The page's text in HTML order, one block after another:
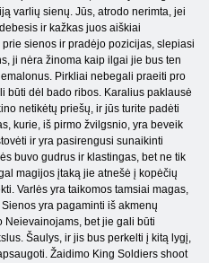
varlių sienų. Jūs, atrodo nerimta, jei
ir kažkas juos aiškiai
sienos ir pradėjo pozicijas, slepiasi
ji nėra žinoma kaip ilgai jie bus ten
Pirkliai nebegali praeiti pro
būti dėl bado ribos. Karalius paklausė
netikėtų priešų, ir jūs turite padėti
kurie, iš pirmo žvilgsnio, yra beveik
ir yra pasirengusi sunaikinti
buvo gudrus ir klastingas, bet ne tik
magijos įtaką jie atnešė į kopėčių
Varlės yra taikomos tamsiai magas,
yra pagaminti iš akmenų
Neievainojams, bet jie gali būti
Šaulys, ir jis bus perkelti į kitą lygį,
Žaidimo King Soldiers shoot